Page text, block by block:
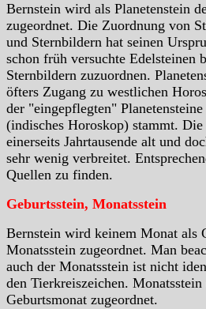
Bernstein wird als Planetenstein
zugeordnet. Die Zuordnung von
und Sternbildern hat seinen
schon früh versuchte Edelsteinen
Sternbildern zuzuordnen.
öfters Zugang zu westlichen
der "eingepflegten"
(indisches Horoskop) stammt.
einerseits Jahrtausende alt und
sehr wenig verbreitet.
Quellen zu finden.
Geburtsstein, Monatsstein
Bernstein wird keinem Monat als
Monatsstein zugeordnet. Man
auch der Monatsstein ist nicht
den Tierkreiszeichen.
Geburtsmonat zugeordnet.